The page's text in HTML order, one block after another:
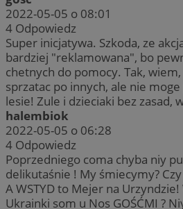
2022-05-05 o 08:01
4 Odpowiedz
Super inicjatywa. Szkoda, ze
bardziej "reklamowana", bo
chetnych do pomocy. Tak,
sprzatac po innych, ale nie
lesie! Zule i dzieciaki bez zasad,
halembiok
2022-05-05 o 06:28
4 Odpowiedz
Poprzedniego coma chyba niy
delikutaśnie ! My śmiecymy?
A WSTYD to Mejer na
Ukrainki som u Nos GOŚĆMI ?